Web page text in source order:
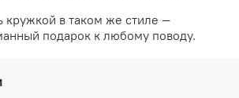
в таком же стиле —
подарок к любому поводу.